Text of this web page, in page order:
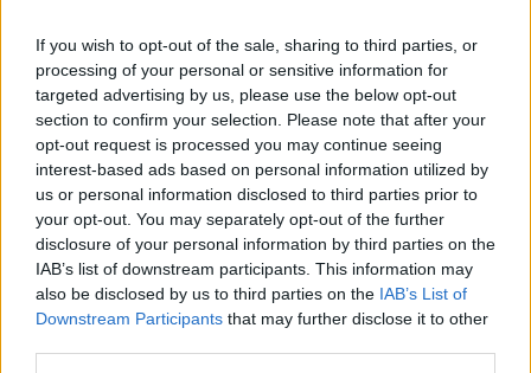
If you wish to opt-out of the sale, sharing to third parties, or
processing of your personal or sensitive information for
targeted advertising by us, please use the below opt-out
section to confirm your selection. Please note that after your
opt-out request is processed you may continue seeing
interest-based ads based on personal information utilized by
us or personal information disclosed to third parties prior to
your opt-out. You may separately opt-out of the further
disclosure of your personal information by third parties on the
IAB’s list of downstream participants. This information may
also be disclosed by us to third parties on the IAB’s List of
Downstream Participants that may further disclose it to other
Το εκλογικό «καμπανάκι» της Goldman Sachs, η ισχυρή
πιστωτική επέκταση των ελληνικών τραπεζών, το «πάρτι»
στις αγορές, οι «κρυμμένες» αξίες της ΓΕΚ ΤΕΡΝΑ
05.08.2026 - 08:37
Ιωάννης Μπολέτης – ΩΝΑΣΕΙΟ
04.08.2026 - 15:33
ERGO Hellas: Μέτρα στήριξης για τους πληγέντες
ασφαλισμένους της από τις πυρκαγιές
04.08.2026 - 12:40